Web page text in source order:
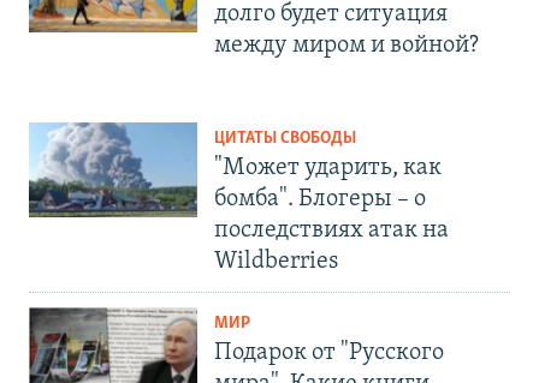
долго будет ситуация
между миром и войной?
ЦИТАТЫ СВОБОДЫ
"Может ударить, как
бомба". Блогеры – о
последствиях атак на
Wildberries
МИР
Подарок от "Русского